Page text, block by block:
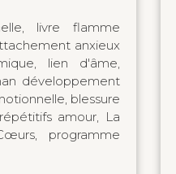
livre flamme
anxieux
lien d'âme,
développement
blessure
amour, La
programme